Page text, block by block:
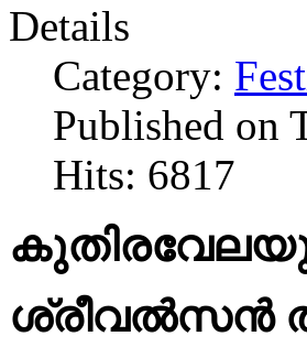
Details
Category:
Published on
Hits: 6817